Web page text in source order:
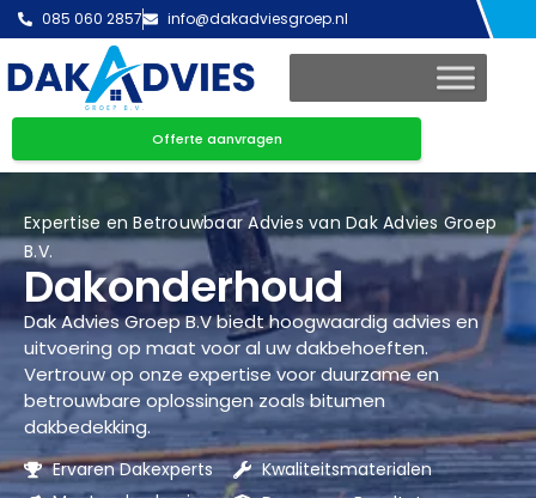
085 060 2857 info@dakadviesgroep.nl
Offerte aanvragen
Expertise en Betrouwbaar Advies van Dak Advies Groep
B.V.
Dakonderhoud
Dak Advies Groep B.V biedt hoogwaardig advies en
uitvoering op maat voor al uw dakbehoeften.
Vertrouw op onze expertise voor duurzame en
betrouwbare oplossingen zoals bitumen
dakbedekking.
Ervaren Dakexperts
Kwaliteitsmaterialen